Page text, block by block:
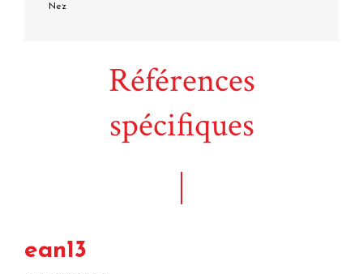
Nez
Références
spécifiques
ean13